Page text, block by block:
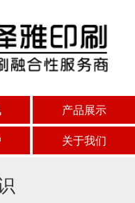
产品展示
关于我们